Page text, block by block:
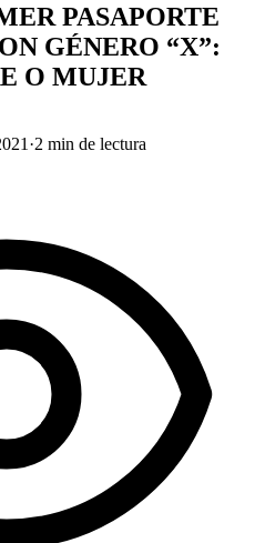
PASAPORTE
GÉNERO “X”:
O MUJER
·2 min de lectura